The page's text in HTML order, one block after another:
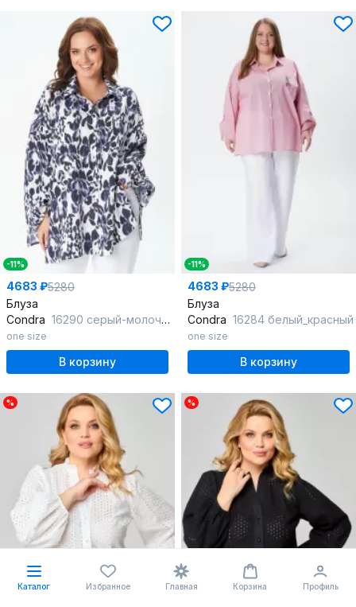
-11%
4683 ₽5280
Блуза
Condra 16290 серый-молочный
one size
В корзину
-11%
4683 ₽5280
Блуза
Condra 16284 белый_красный
one size
В корзину
% %
Каталог Избранное Главная Корзина Профиль